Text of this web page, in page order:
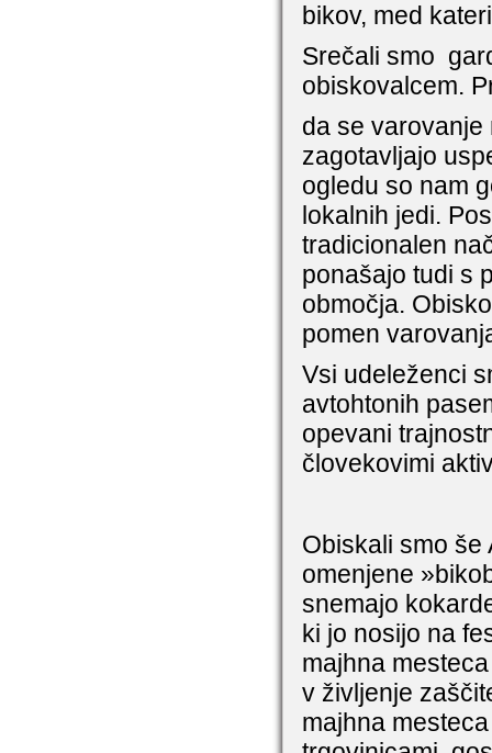
bikov, med
Srečali smo
obiskovalcem.
da se varovanje
zagotavljajo
ogledu so nam
lokalnih jedi.
tradicionalen
ponašajo tudi s
območja.
pomen
Vsi udeleženci
avtohtonih
opevani
človekovimi
Obiskali smo še
omenjene
snemajo
ki jo nosijo na
majhna
v življenje
majhna